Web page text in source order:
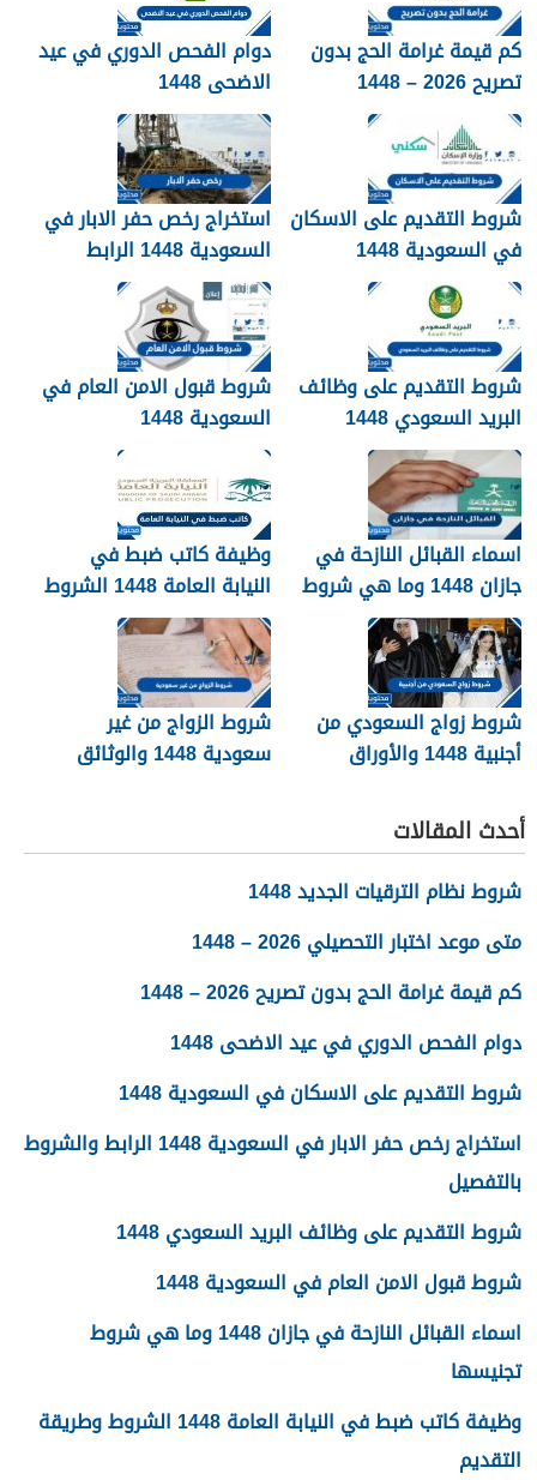
كم قيمة غرامة الحج بدون
تصريح 2026 – 1448
دوام الفحص الدوري في عيد
الاضحى 1448
شروط التقديم على الاسكان
في السعودية 1448
استخراج رخص حفر الابار في
السعودية 1448 الرابط
والشروط بالتفصيل
شروط التقديم على وظائف
البريد السعودي 1448
شروط قبول الامن العام في
السعودية 1448
اسماء القبائل النازحة في
جازان 1448 وما هي شروط
تجنيسها
وظيفة كاتب ضبط في
النيابة العامة 1448 الشروط
وطريقة التقديم
شروط زواج السعودي من
أجنبية 1448 والأوراق
شروط الزواج من غير
سعودية 1448 والوثائق
أحدث المقالات
شروط نظام الترقيات الجديد 1448
متى موعد اختبار التحصيلي 2026 – 1448
كم قيمة غرامة الحج بدون تصريح 2026 – 1448
دوام الفحص الدوري في عيد الاضحى 1448
شروط التقديم على الاسكان في السعودية 1448
استخراج رخص حفر الابار في السعودية 1448 الرابط والشروط
بالتفصيل
شروط التقديم على وظائف البريد السعودي 1448
شروط قبول الامن العام في السعودية 1448
اسماء القبائل النازحة في جازان 1448 وما هي شروط
تجنيسها
وظيفة كاتب ضبط في النيابة العامة 1448 الشروط وطريقة
التقديم